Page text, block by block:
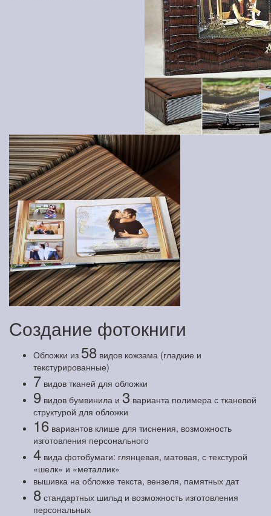
Создание фотокниги
Обложки из 58 видов кожзама (гладкие и
текстурированные)
7 видов тканей для обложки
9 видов бумвинила и 3 варианта полимера с тканевой
структурой для обложки
16 вариантов клише для тиснения, возможность
изготовления персонального
4 вида фотобумаги: глянцевая, матовая, с текстурой
«шелк» и «металлик»
вышивка на обложке текста, вензеля, памятных дат
8 стандартных шильд и возможность изготовления
персональных